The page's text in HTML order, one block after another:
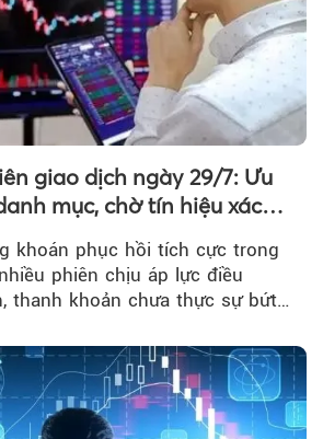
giao dịch ngày 29/7: Ưu
mục, chờ tín hiệu xác
khoán phục hồi tích cực trong
phiên chịu áp lực điều
thanh khoản chưa thực sự bứt